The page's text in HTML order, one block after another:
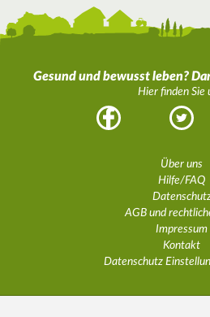
Gesund und bewusst leben?
Hier finden Sie
Facebook
Über uns
Hilfe/FAQ
AGB und
Impressum
Kontakt
Datenschutz